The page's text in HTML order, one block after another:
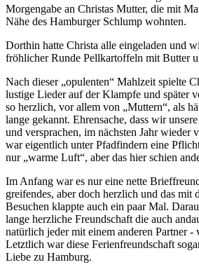
Morgengabe an Christas Mutter, die mit
Nähe des Hamburger Schlump wohnten.
Dorthin hatte Christa alle eingeladen und
fröhlicher Runde Pellkartoffeln mit Butter
Nach dieser opulenten
Mahlzeit spielte
lustige Lieder auf der Klampfe und später
so herzlich, vor allem von
Muttern , als
lange gekannt. Ehrensache, dass wir
und versprachen, im nächsten Jahr wieder
war eigentlich unter Pfadfindern eine
nur warme Luft , aber das hier schien
Im Anfang war es nur eine nette
greifendes, aber doch herzlich und das mit
Besuchen klappte auch ein paar Mal.
lange herzliche Freundschaft die auch
natürlich jeder mit einem anderen Partner -
Letztlich war diese Ferienfreundschaft
Liebe zu Hamburg.